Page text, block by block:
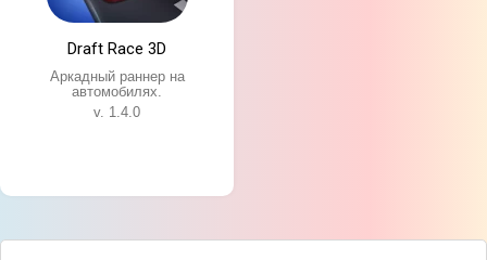
Особенности игры:
7 климатических зон с разными погодными и
дорожными условиями;
Более 20 уникальных автомобилей;
Огромный ассортимент украшений и элементов
Draft Race 3D
Аркадный раннер на
автомобилях.
v. 1.4.0